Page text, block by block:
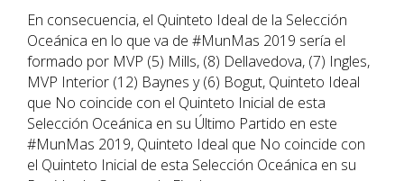
En consecuencia, el Quinteto Ideal de la Selección
Oceánica en lo que va de #MunMas 2019 sería el
formado por MVP (5) Mills, (8) Dellavedova, (7) Ingles,
MVP Interior (12) Baynes y (6) Bogut, Quinteto Ideal
que No coincide con el Quinteto Inicial de esta
Selección Oceánica en su Último Partido en este
#MunMas 2019, Quinteto Ideal que No coincide con
el Quinteto Inicial de esta Selección Oceánica en su